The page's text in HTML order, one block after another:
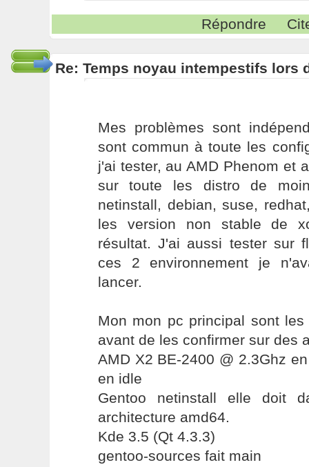
Répondre
Re: Temps noyau intempestifs lors
Mes problèmes sont
sont commun à toute les
j'ai tester, au AMD Phenom et
sur toute les distro de
netinstall, debian, suse,
les version non stable de
résultat. J'ai aussi tester sur
ces 2 environnement je
lancer.
Mon mon pc principal sont
avant de les confirmer sur des
AMD X2 BE-2400 @ 2.3Ghz
en idle
Gentoo netinstall elle doit
architecture amd64.
Kde 3.5 (Qt 4.3.3)
gentoo-sources fait main